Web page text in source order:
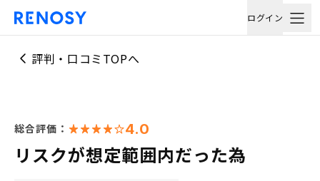
ログイン
評判・口コミTOPへ
総合評価： 4.0
リスクが想定範囲内だった為